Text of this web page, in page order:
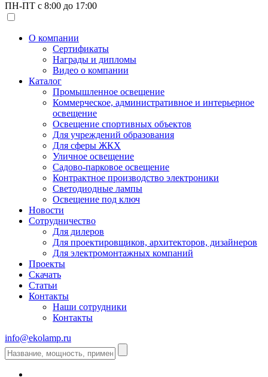
ПН-ПТ с 8:00 до 17:00
О компании
Сертификаты
Награды и дипломы
Видео о компании
Каталог
Промышленное освещение
Коммерческое, административное и интерьерное
освещение
Освещение спортивных объектов
Для учреждений образования
Для сферы ЖКХ
Уличное освещение
Садово-парковое освещение
Контрактное производство электроники
Светодиодные лампы
Освещение под ключ
Новости
Сотрудничество
Для дилеров
Для проектировщиков, архитекторов, дизайнеров
Для электромонтажных компаний
Проекты
Скачать
Статьи
Контакты
Наши сотрудники
Контакты
info@ekolamp.ru